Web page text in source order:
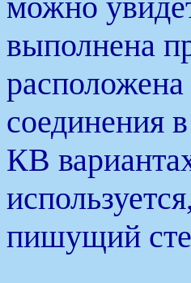
выполнена
соединения
КВ
пишущий